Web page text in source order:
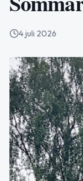
4 juli 2026